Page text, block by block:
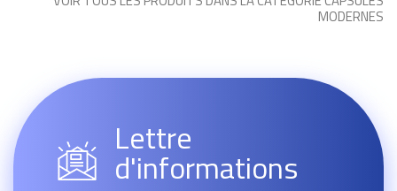
MODERNES
Lettre
d'informations